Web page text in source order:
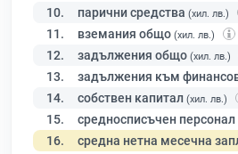
10. парични средства (хил. лв.)
11. вземания общо (хил. лв.)
12. задължения общо (хил. лв.)
13. задължения към
14. собствен капитал (хил. лв.)
15. средносписъчен персонал
16. средна нетна месечна